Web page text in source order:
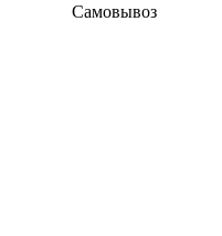
Самовывоз